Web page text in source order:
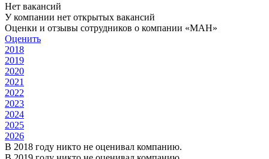
Нет вакансий
У компании нет открытых вакансий
Оценки и отзывы сотрудников о компании «МАН»
Оценить
2018
2019
2020
2021
2022
2023
2024
2025
2026
В 2018 году никто не оценивал компанию.